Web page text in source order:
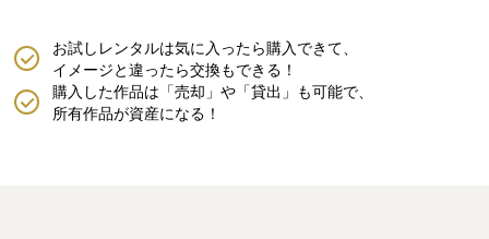
購入した作品は「売却」や「貸出」も可能で、
所有作品が資産になる！
お試しレンタルは気に入ったら購入できて、
イメージと違ったら交換もできる！